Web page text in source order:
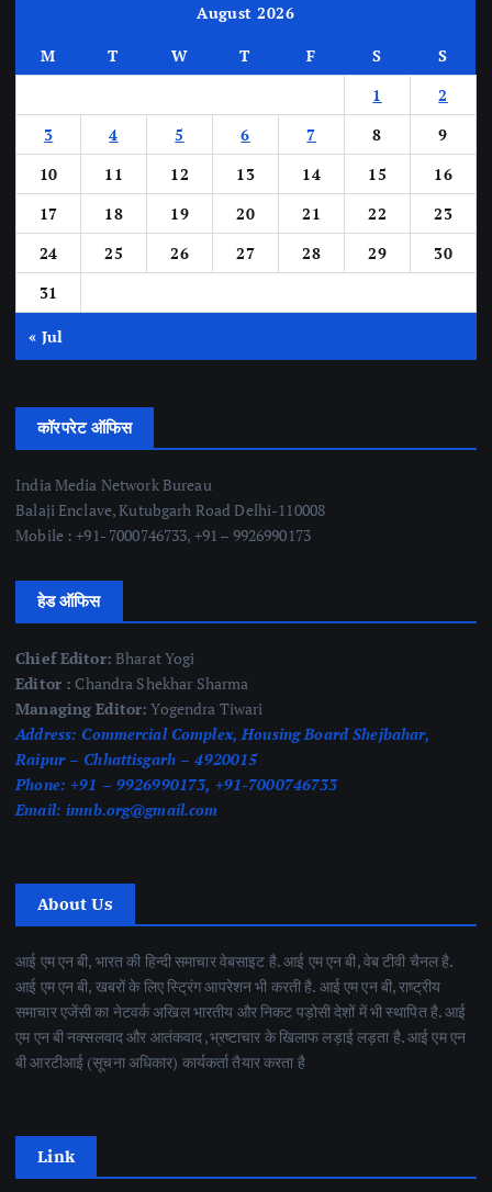
August 2026
M T W T F S
S
1
2
3
4 5 6 7 8
9
10
11 12 13 14 15
16
17
18 19 20 21 22
23
24
25 26 27 28 29
30
31
« Jul
कॉरपरेट ऑफिस
India Media Network Bureau
Balaji Enclave, Kutubgarh Road Delhi-110008
Mobile : +91- 7000746733, +91 – 9926990173
हेड ऑफिस
Chief Editor: Bharat Yogi
Editor : Chandra Shekhar Sharma
Managing Editor: Yogendra Tiwari
Address: Commercial Complex, Housing Board Shejbahar,
Raipur – Chhattisgarh – 4920015
Phone: +91 – 9926990173, +91-7000746733
Email: imnb.org@gmail.com
About Us
आई एम एन बी, भारत की हिन्दी समाचार वेबसाइट है. आई एम एन बी, वेब टीवी चैनल है.
आई एम एन बी, खबरों के लिए स्ट्रिंग आपरेशन भी करती है. आई एम एन बी, राष्ट्रीय
समाचार एजेंसी का नेटवर्क अखिल भारतीय और निकट पड़ोसी देशों में भी स्थापित है. आई
एम एन बी नक्सलवाद और आतंकवाद ,भ्रष्टाचार के खिलाफ लड़ाई लड़ता है. आई एम एन
बी आरटीआई (सूचना अधिकार) कार्यकर्ता तैयार करता है
Link